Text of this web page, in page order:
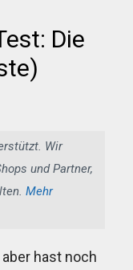
Die
Wir
und Partner,
Mehr
hast noch